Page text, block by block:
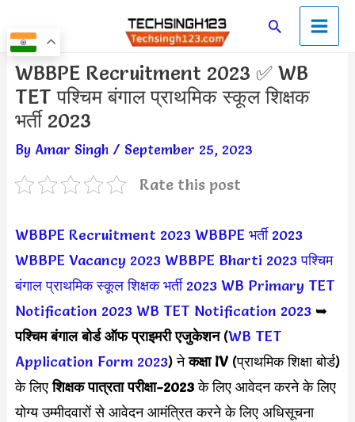
to
content
SearchMain
Menu
WBBPE Recruitment 2023 ✅ WB
TET पश्चिम बंगाल प्राथमिक स्कूल शिक्षक
भर्ती 2023
By Amar Singh / September 25, 2023
Rate this post
WBBPE Recruitment 2023 WBBPE भर्ती 2023
WBBPE Vacancy 2023 WBBPE Bharti 2023पश्चिम
बंगाल प्राथमिक स्कूल शिक्षक भर्ती 2023 WB Primary TET
Notification 2023 WB TET Notification 2023➥
पश्चिम बंगाल बोर्ड ऑफ प्राइमरी एजुकेशन(WB TET
Application Form 2023) नेकक्षा IV(प्राथमिक शिक्षा बोर्ड)
के लिएशिक्षक पात्रता परीक्षा-2023के लिए आवेदन करने के लिए
योग्य उम्मीदवारों से आवेदन आमंत्रित करने के लिए अधिसूचना
Post
navigation